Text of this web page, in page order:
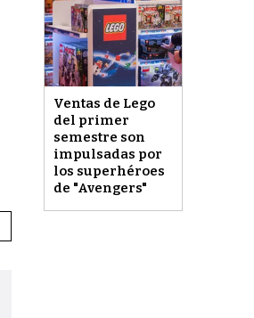
Ventas de Lego
del primer
semestre son
impulsadas por
los superhéroes
de "Avengers"